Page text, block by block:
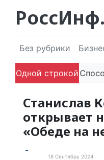
Без рубрики
Одной строкой
в речи
Станислав
открывает
«Обеде на
18 Сентябрь 2024